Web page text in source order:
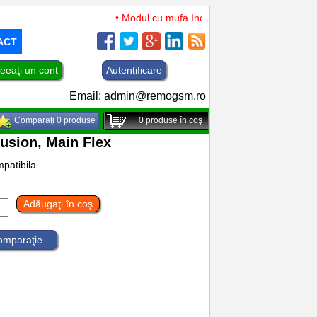
• Modul cu mufa Incarcare si microfon TCL 50
un cont Autentificare
Email: admin@remogsm.ro
Comparaţi 0 produse 0produse în coş
Main Flex
Adăugaţi în coş